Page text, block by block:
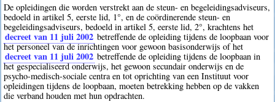
De opleidingen die worden verstrekt aan de steun- en begeleidingsadviseurs,
bedoeld in artikel 5, eerste lid, 1°, en de coördinerende steun- en
begeleidingsadviseurs, bedoeld in artikel 5, eerste lid, 2°, krachtens het
decreet van 11 juli 2002 betreffende de opleiding tijdens de loopbaan voor
het personeel van de inrichtingen voor gewoon basisonderwijs of het
decreet van 11 juli 2002 betreffende de opleiding tijdens de loopbaan in
het gespecialiseerd onderwijs, het gewoon secundair onderwijs en de
psycho-medisch-sociale centra en tot oprichting van een Instituut voor
opleidingen tijdens de loopbaan, moeten betrekking hebben op de vakken
die verband houden met hun opdrachten.